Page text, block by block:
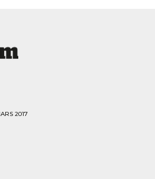
2017